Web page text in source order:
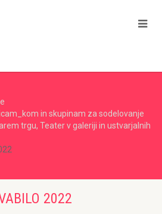
in skupinam za sodelovanje
trgu, Teater v galeriji in ustvarjalnih
2022